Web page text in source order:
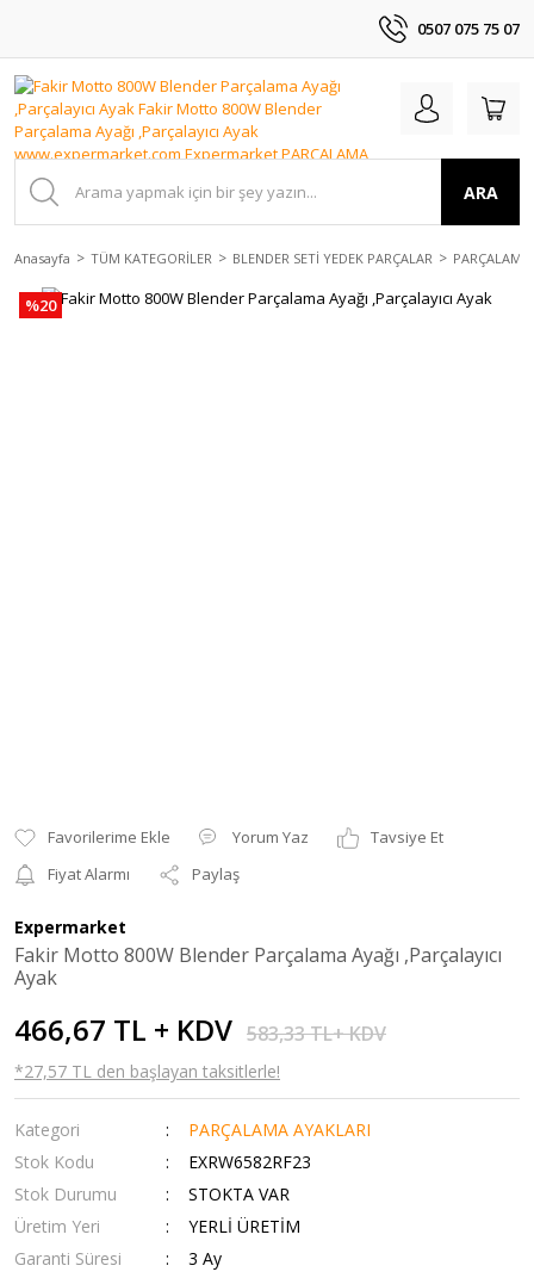
0507 075 75 07
ARA
Anasayfa TÜM KATEGORİLER BLENDER SETİ YEDEK PARÇALAR
%20
Yorum Yaz
Tavsiye Et
Fiyat Alarmı
Paylaş
Expermarket
Fakir Motto 800W Blender Parçalama Ayağı ,Parçalayıcı
Ayak
466,67 TL + KDV 583,33 TL+ KDV
*27,57 TL den başlayan taksitlerle!
Kategori
PARÇALAMA AYAKLARI
Stok Kodu
EXRW6582RF23
Stok Durumu
STOKTA VAR
Üretim Yeri
YERLİ ÜRETİM
Garanti Süresi
3 Ay